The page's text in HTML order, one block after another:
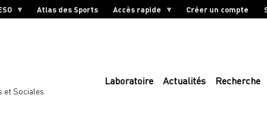
Atlas des Sports Accès rapide Créer un compte
et Sociales
Laboratoire Actualités Recherche